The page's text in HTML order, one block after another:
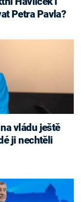
Petra Pavla?
vládu ještě
ji nechtěli